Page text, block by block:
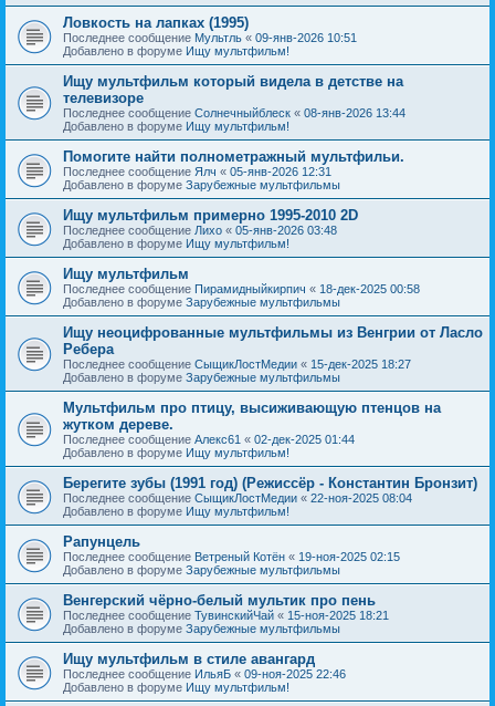
Ловкость на лапках (1995)
Последнее сообщение Мультль « 09-янв-2026 10:51
Добавлено в форуме Ищу мультфильм!
Ищу мультфильм который видела в детстве на
телевизоре
Последнее сообщение Солнечныйблеск « 08-янв-2026 13:44
Добавлено в форуме Ищу мультфильм!
Помогите найти полнометражный мультфильи.
Последнее сообщение Ялч « 05-янв-2026 12:31
Добавлено в форуме Зарубежные мультфильмы
Ищу мультфильм примерно 1995-2010 2D
Последнее сообщение Лихо « 05-янв-2026 03:48
Добавлено в форуме Ищу мультфильм!
Ищу мультфильм
Последнее сообщение Пирамидныйкирпич « 18-дек-2025 00:58
Добавлено в форуме Зарубежные мультфильмы
Ищу неоцифрованные мультфильмы из Венгрии от Ласло
Ребера
Последнее сообщение СыщикЛостМедии « 15-дек-2025 18:27
Добавлено в форуме Зарубежные мультфильмы
Мультфильм про птицу, высиживающую птенцов на
жутком дереве.
Последнее сообщение Алекс61 « 02-дек-2025 01:44
Добавлено в форуме Ищу мультфильм!
Берегите зубы (1991 год) (Режиссёр - Константин Бронзит)
Последнее сообщение СыщикЛостМедии « 22-ноя-2025 08:04
Добавлено в форуме Ищу мультфильм!
Рапунцель
Последнее сообщение Ветреный Котён « 19-ноя-2025 02:15
Добавлено в форуме Зарубежные мультфильмы
Венгерский чёрно-белый мультик про пень
Последнее сообщение ТувинскийЧай « 15-ноя-2025 18:21
Добавлено в форуме Зарубежные мультфильмы
Ищу мультфильм в стиле авангард
Последнее сообщение ИльяБ « 09-ноя-2025 22:46
Добавлено в форуме Ищу мультфильм!